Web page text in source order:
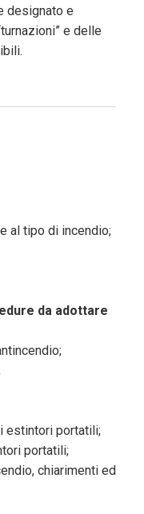
designato e
e delle
al tipo di incendio;
da adottare
estintori portatili;
portatili;
chiarimenti ed